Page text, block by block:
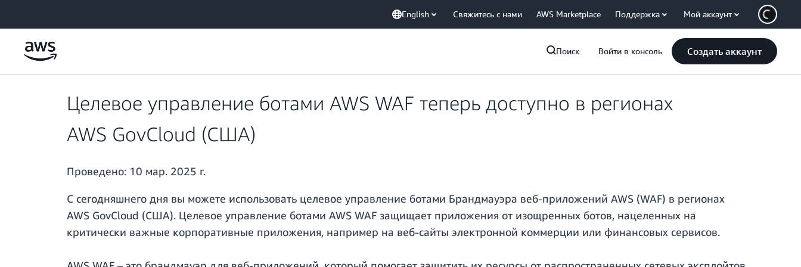
English Свяжитесь с нами AWS Marketplace Поддержка Мой аккаунт
Поиск Войти в консоль Создать аккаунт
Целевое управление ботами AWS WAF теперь доступно в регионах
AWS GovCloud (США)
Проведено: 10 мар. 2025 г.
С сегодняшнего дня вы можете использовать целевое управление ботами Брандмауэра веб‑приложений AWS (WAF) в регионах
AWS GovCloud (США). Целевое управление ботами AWS WAF защищает приложения от изощренных ботов, нацеленных на
критически важные корпоративные приложения, например на веб-сайты электронной коммерции или финансовых сервисов.